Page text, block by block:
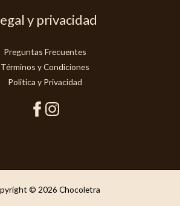
y privacidad
Preguntas Frecuentes
Términos y Condiciones
Politica y Privacidad
© 2026 Chocoletra